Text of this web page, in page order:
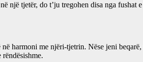
një tjetër, do t’ju tregohen disa nga
në harmoni me njëri-tjetrin. Nëse jeni